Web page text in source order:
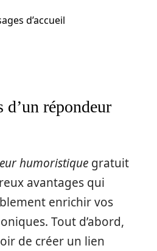
d’accueil
d’un répondeur
humoristique gratuit
avantages qui
enrichir vos
Tout d’abord,
de créer un lien